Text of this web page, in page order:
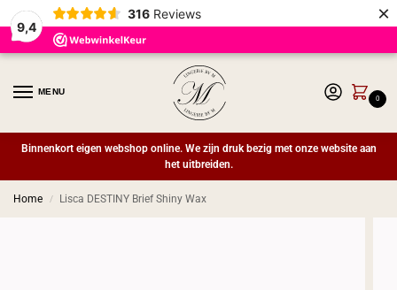
9,4
316 Reviews ×
MENU
0
Binnenkort eigen webshop online. We zijn druk bezig met onze website aan
het uitbreiden.
Home / Lisca DESTINY Brief Shiny Wax